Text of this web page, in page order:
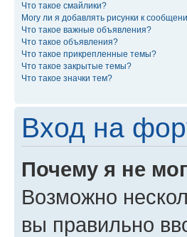
Что такое смайлики?
Могу ли я добавлять рисунки к
Что такое важные объявления?
Что такое объявления?
Что такое прикрепленные темы?
Что такое закрытые темы?
Что такое значки тем?
Вход на
Почему я не
Возможно
вы правильно